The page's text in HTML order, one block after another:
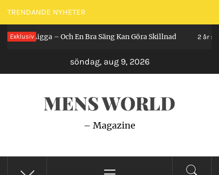
Hoppa
till
innehåll
TRENDANDE NYHETER
Exklusiv
Ligga – Och En Bra Säng Kan Göra Skillnad 2 år sedan
söndag, aug 9, 2026
MENS WORLD
– Magazine